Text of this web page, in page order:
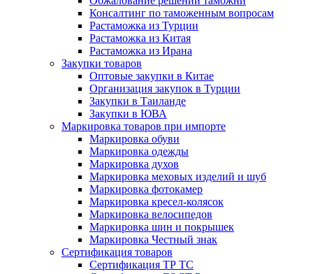
Консалтинг по таможенным вопросам
Растаможка из Турции
Растаможка из Китая
Растаможка из Ирана
Закупки товаров
Оптовые закупки в Китае
Организация закупок в Турции
Закупки в Таиланде
Закупки в ЮВА
Маркировка товаров при импорте
Маркировка обуви
Маркировка одежды
Маркировка духов
Маркировка меховых изделий и шуб
Маркировка фотокамер
Маркировка кресел-колясок
Маркировка велосипедов
Маркировка шин и покрышек
Маркировка Честный знак
Сертификация товаров
Сертификация ТР ТС